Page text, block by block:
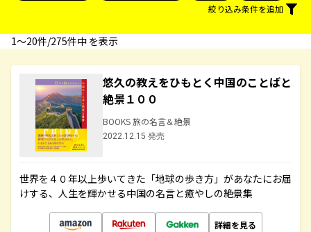
絞り込み条件を追加
1〜20件/275件中 を表示
悠久の教えをひもとく中国のことばと
絶景１００
BOOKS 旅の名言＆絶景
2022.12.15 発売
世界を４０年以上歩いてきた「地球の歩き方」があなたにお届
けする、人生を輝かせる中国の名言と癒やしの絶景集
詳細を見る